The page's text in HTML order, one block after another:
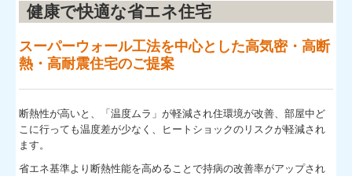
健康で快適な省エネ住宅
スーパーウォール工法を中心とした高気密・高断
熱・高耐震住宅のご提案
断熱性が高いと、「温度ムラ」が軽減され住環境が改善、部屋中ど
こに行っても温度差が少なく、ヒートショックのリスクが軽減され
ます。
省エネ基準より断熱性能を高めることで持病の改善率がアップされ